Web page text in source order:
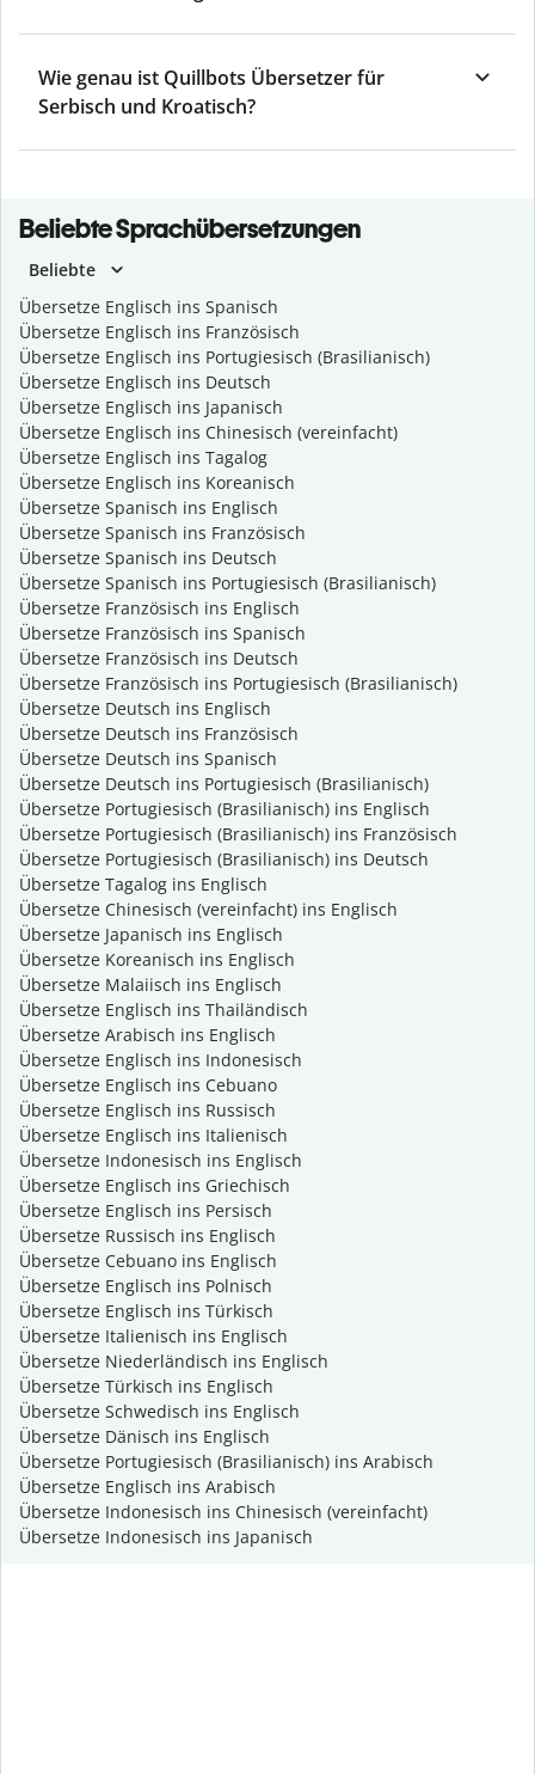
Wie genau ist Quillbots Übersetzer für
Serbisch und Kroatisch?
Beliebte Sprachübersetzungen
Beliebte
Übersetze Englisch ins Spanisch
Übersetze Englisch ins Französisch
Übersetze Englisch ins Portugiesisch (Brasilianisch)
Übersetze Englisch ins Deutsch
Übersetze Englisch ins Japanisch
Übersetze Englisch ins Chinesisch (vereinfacht)
Übersetze Englisch ins Tagalog
Übersetze Englisch ins Koreanisch
Übersetze Spanisch ins Englisch
Übersetze Spanisch ins Französisch
Übersetze Spanisch ins Deutsch
Übersetze Spanisch ins Portugiesisch (Brasilianisch)
Übersetze Französisch ins Englisch
Übersetze Französisch ins Spanisch
Übersetze Französisch ins Deutsch
Übersetze Französisch ins Portugiesisch (Brasilianisch)
Übersetze Deutsch ins Englisch
Übersetze Deutsch ins Französisch
Übersetze Deutsch ins Spanisch
Übersetze Deutsch ins Portugiesisch (Brasilianisch)
Übersetze Portugiesisch (Brasilianisch) ins Englisch
Übersetze Portugiesisch (Brasilianisch) ins Französisch
Übersetze Portugiesisch (Brasilianisch) ins Deutsch
Übersetze Tagalog ins Englisch
Übersetze Chinesisch (vereinfacht) ins Englisch
Übersetze Japanisch ins Englisch
Übersetze Koreanisch ins Englisch
Übersetze Malaiisch ins Englisch
Übersetze Englisch ins Thailändisch
Übersetze Arabisch ins Englisch
Übersetze Englisch ins Indonesisch
Übersetze Englisch ins Cebuano
Übersetze Englisch ins Russisch
Übersetze Englisch ins Italienisch
Übersetze Indonesisch ins Englisch
Übersetze Englisch ins Griechisch
Übersetze Englisch ins Persisch
Übersetze Russisch ins Englisch
Übersetze Cebuano ins Englisch
Übersetze Englisch ins Polnisch
Übersetze Englisch ins Türkisch
Übersetze Italienisch ins Englisch
Übersetze Niederländisch ins Englisch
Übersetze Türkisch ins Englisch
Übersetze Schwedisch ins Englisch
Übersetze Dänisch ins Englisch
Übersetze Portugiesisch (Brasilianisch) ins Arabisch
Übersetze Englisch ins Arabisch
Übersetze Indonesisch ins Chinesisch (vereinfacht)
Übersetze Indonesisch ins Japanisch